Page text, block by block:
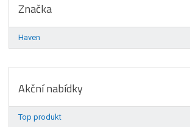
Značka
Haven
Akční nabídky
Top produkt